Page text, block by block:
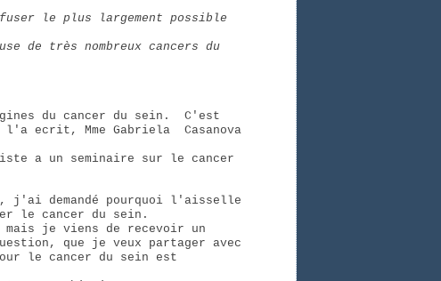
le plus largement possible
de très nombreux cancers du
du cancer du sein. C'est
ecrit, Mme Gabriela Casanova
a un seminaire sur le cancer
j'ai demandé pourquoi l'aisselle
le cancer du sein.
mais je viens de recevoir un
que je veux partager avec
le cancer du sein est